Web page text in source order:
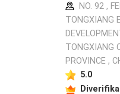
NO. 92 ,
TONGXIANG
TONGXIANG
PROVINCE ,
5.0